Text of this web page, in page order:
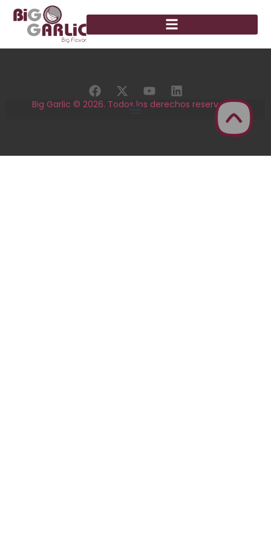
Big Garlic © 2026. Todos los derechos reservados